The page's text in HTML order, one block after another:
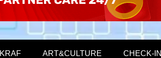
ART&CULTURE CHECK-IN